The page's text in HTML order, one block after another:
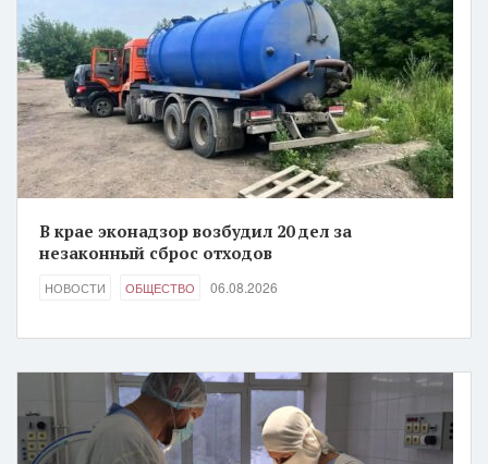
В крае эконадзор возбудил 20 дел за
незаконный сброс отходов
НОВОСТИ ОБЩЕСТВО 06.08.2026